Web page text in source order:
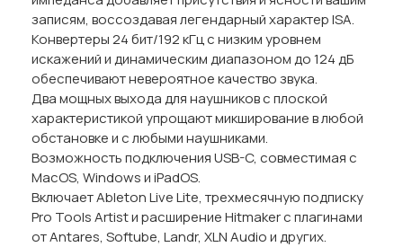
записям, воссоздавая легендарный характер ISA.
Конвертеры 24 бит/192 кГц с низким уровнем
искажений и динамическим диапазоном до 124 дБ
обеспечивают невероятное качество звука.
Два мощных выхода для наушников с плоской
характеристикой упрощают микширование в любой
обстановке и с любыми наушниками.
Возможность подключения USB-C, совместимая с
MacOS, Windows и iPadOS.
Включает Ableton Live Lite, трехмесячную подписку
Pro Tools Artist и расширение Hitmaker с плагинами
от Antares, Softube, Landr, XLN Audio и других.